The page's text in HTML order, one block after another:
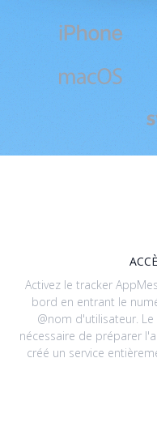
Activez le tracker
bord en entrant le
@nom d'utilisateur.
nécessaire de préparer
créé un service